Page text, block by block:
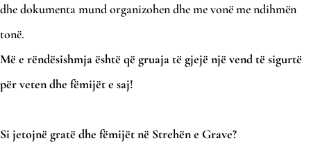
dhe dokumenta mund organizohen dhe me vonë me ndihmën
tonë.
Më e rëndësishmja është që gruaja të gjejë një vend të sigurtë
për veten dhe fëmijët e saj!
Si jetojnë gratë dhe fëmijët në Strehën e Grave?